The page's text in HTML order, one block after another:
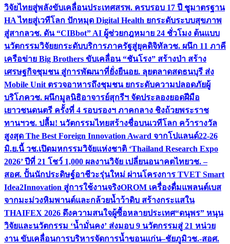
วิจัยไทยสู่พลังขับเคลื่อนประเทศสรพ. ครบรอบ 17 ปี ชูมาตรฐาน
HA ไทยสู่เวทีโลก ปักหมุด Digital Health ยกระดับระบบสุขภาพ
สู่สากลวช. ดัน “CIBbot” AI ผู้ช่วยกฎหมาย 24 ชั่วโมง ต้นแบบ
นวัตกรรมวิจัยยกระดับบริการภาครัฐสู่ยุคดิจิทัลวช. ผนึก 11 ภาคี
เครือข่าย Big Brothers ขับเคลื่อน “ชันโรง” สร้างป่า สร้าง
เศรษฐกิจชุมชน สู่การพัฒนาที่ยั่งยืนอย. ลุยตลาดสดธนบุรี ส่ง
Mobile Unit ตรวจอาหารถึงชุมชน ยกระดับความปลอดภัยผู้
บริโภควช. ผนึกมูลนิธิอาจารย์สุกรีฯ จัดประลองยอดฝีมือ
เยาวชนดนตรี ครั้งที่ 4 รอบรองฯ ภาคกลาง ชิงถ้วยพระราช
ทานฯวช. ปลื้ม! นวัตกรรมไทยสร้างชื่อบนเวทีโลก คว้ารางวัล
สูงสุด The Best Foreign Innovation Award จากโปแลนด์22-26
มิ.ย.นี้ วช.เปิดมหกรรมวิจัยแห่งชาติ ‘Thailand Research Expo
2026’ ปีที่ 21 โชว์ 1,000 ผลงานวิจัย เปลี่ยนอนาคตไทยวช. –
สอศ. ปั้นนักประดิษฐ์อาชีวะรุ่นใหม่ ผ่านโครงการ TVET Smart
Idea2Innovation สู่การใช้งานจริงOROM เครื่องดื่มแพลนต์เบส
จากมะม่วงหิมพานต์และกล้วยน้ำว้าดิบ สร้างกระแสใน
THAIFEX 2026 ดึงความสนใจผู้ซื้อหลายประเทศ“ดนุพร” หนุน
วิจัยและนวัตกรรม ‘น้ำมั่นคง’ ส่งมอบ 9 นวัตกรรมสู่ 21 หน่วย
งาน ขับเคลื่อนการบริหารจัดการน้ำขอนแก่น–ชัยภูมิวช.-สอศ.